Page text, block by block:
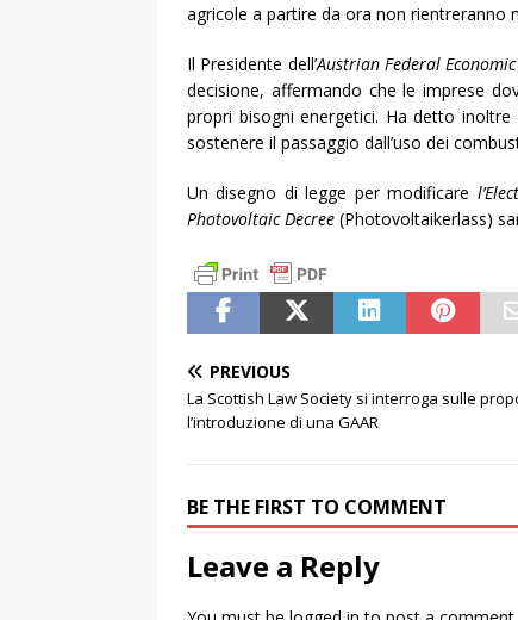
agricole a partire da ora non rientreranno
Il Presidente dell’Austrian Federal
decisione, affermando che le imprese
propri bisogni energetici. Ha detto
sostenere il passaggio dall’uso dei
Un disegno di legge per modificare
Photovoltaic Decree (Photovoltaikerlass)
PREVIOUS
La Scottish Law Society si interroga sulle
l’introduzione di una GAAR
BE THE FIRST TO COMMENT
Leave a Reply